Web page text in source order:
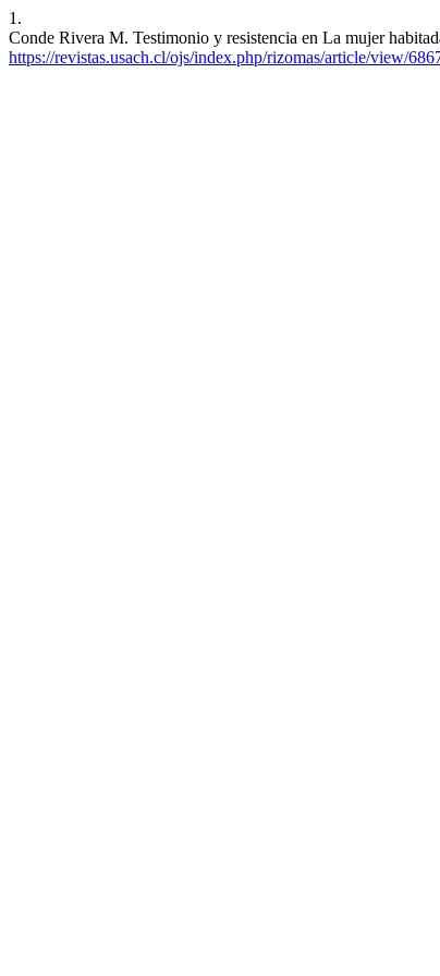
1.
Conde Rivera M. Testimonio y resistencia en La mujer
https://revistas.usach.cl/ojs/index.php/rizomas/article/view/